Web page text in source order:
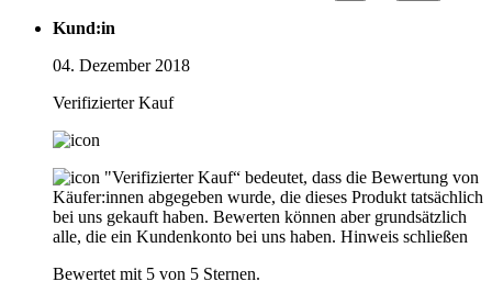
Kund:in
04. Dezember 2018
Verifizierter Kauf
"Verifizierter Kauf“ bedeutet, dass die Bewertung von
Käufer:innen abgegeben wurde, die dieses Produkt tatsächlich
bei uns gekauft haben. Bewerten können aber grundsätzlich
alle, die ein Kundenkonto bei uns haben. Hinweis schließen
Bewertet mit 5 von 5 Sternen.